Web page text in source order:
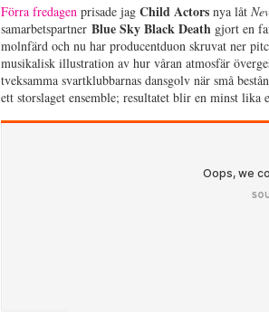
Förra fredagen prisade jagChild Actors nya låt
samarbetspartnerBlue Sky Black Death gjort en
molnfärd och nu har producentduon skruvat ner
musikalisk illustration av hur våran atmosfär
tveksamma svartklubbarnas dansgolv när små
ett storslaget ensemble; resultatet blir en minst lika